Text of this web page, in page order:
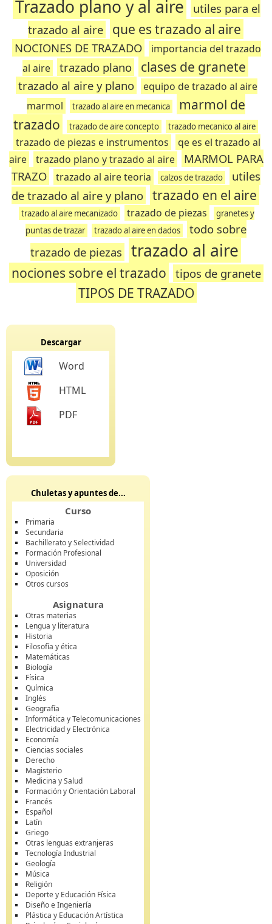
Trazado plano y al aire
utiles para el
trazado al aire
que es trazado al aire
NOCIONES DE TRAZADO
importancia del trazado
al aire
trazado plano clases de granete
trazado al aire y plano
equipo de trazado al aire
marmol
trazado al aire en mecanica
marmol de
trazado
trazado de aire concepto trazado mecanico al aire
trazado de piezas e instrumentos
qe es el trazado al
aire
trazado plano y trazado al aire
MARMOL PARA
TRAZO
trazado al aire teoria calzos de trazado
utiles
de trazado al aire y plano trazado en el aire
trazado al aire mecanizado trazado de piezas
granetes y
puntas de trazar
trazado al aire en dados
todo sobre
trazado de piezas
trazado al aire
nociones sobre el trazado tipos de granete
TIPOS DE TRAZADO
Descargar
Word
HTML
PDF
Chuletas y apuntes de...
Curso
Primaria
Secundaria
Bachillerato y Selectividad
Formación Profesional
Universidad
Oposición
Otros cursos
Asignatura
Otras materias
Lengua y literatura
Historia
Filosofía y ética
Matemáticas
Biología
Física
Química
Inglés
Geografía
Informática y Telecomunicaciones
Electricidad y Electrónica
Economía
Ciencias sociales
Derecho
Magisterio
Medicina y Salud
Formación y Orientación Laboral
Francés
Español
Latín
Griego
Otras lenguas extranjeras
Tecnología Industrial
Geología
Música
Religión
Deporte y Educación Física
Diseño e Ingeniería
Plástica y Educación Artística